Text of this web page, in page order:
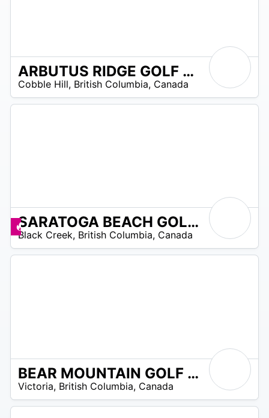
ARBUTUS RIDGE GOLF CLUB
Cobble Hill, British Columbia, Canada
Angebote zur Verfügung SARATOGA BEACH GOLF CLUB
Black Creek, British Columbia, Canada
BEAR MOUNTAIN GOLF & TENNIS CLUB
Victoria, British Columbia, Canada